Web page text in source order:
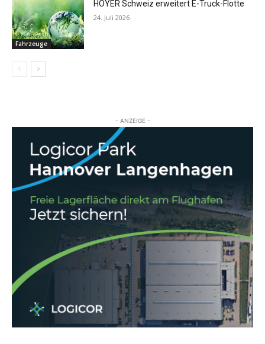
Fahrzeuge
HOYER Schweiz erweitert E-Truck-Flotte
24. Juli 2026
- ANZEIGE -